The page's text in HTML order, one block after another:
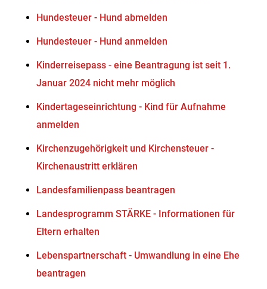
Hundesteuer - Hund abmelden
Hundesteuer - Hund anmelden
Kinderreisepass - eine Beantragung ist seit 1.
Januar 2024 nicht mehr möglich
Kindertageseinrichtung - Kind für Aufnahme
anmelden
Kirchenzugehörigkeit und Kirchensteuer -
Kirchenaustritt erklären
Landesfamilienpass beantragen
Landesprogramm STÄRKE - Informationen für
Eltern erhalten
Lebenspartnerschaft - Umwandlung in eine Ehe
beantragen